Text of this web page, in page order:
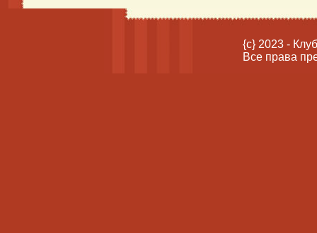
{c} 2023 -
Все права